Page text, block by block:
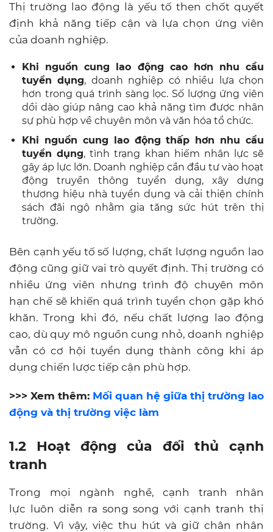
Thị trường lao động là yếu tố then chốt quyết
định khả năng tiếp cận và lựa chọn ứng viên
của doanh nghiệp.
Khi nguồn cung lao động cao hơn nhu cầu
tuyển dụng, doanh nghiệp có nhiều lựa chọn
hơn trong quá trình sàng lọc. Số lượng ứng viên
dồi dào giúp nâng cao khả năng tìm được nhân
sự phù hợp về chuyên môn và văn hóa tổ chức.
Khi nguồn cung lao động thấp hơn nhu cầu
tuyển dụng, tình trạng khan hiếm nhân lực sẽ
gây áp lực lớn. Doanh nghiệp cần đầu tư vào hoạt
động truyền thông tuyển dụng, xây dựng
thương hiệu nhà tuyển dụng và cải thiện chính
sách đãi ngộ nhằm gia tăng sức hút trên thị
trường.
Bên cạnh yếu tố số lượng, chất lượng nguồn lao
động cũng giữ vai trò quyết định. Thị trường có
nhiều ứng viên nhưng trình độ chuyên môn
hạn chế sẽ khiến quá trình tuyển chọn gặp khó
khăn. Trong khi đó, nếu chất lượng lao động
cao, dù quy mô nguồn cung nhỏ, doanh nghiệp
vẫn có cơ hội tuyển dụng thành công khi áp
dụng chiến lược tiếp cận phù hợp.
>>> Xem thêm: Mối quan hệ giữa thị trường lao
động và thị trường việc làm
1.2 Hoạt động của đối thủ cạnh
tranh
Trong mọi ngành nghề, cạnh tranh nhân
lực luôn diễn ra song song với cạnh tranh thị
trường. Vì vậy, việc thu hút và giữ chân nhân